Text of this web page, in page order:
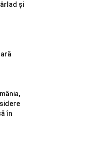
și
în